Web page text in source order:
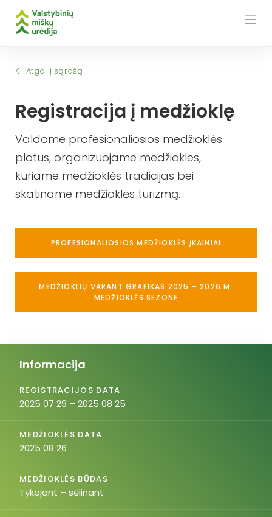
Atgal į sąrašą
Registracija į medžioklę
Valdome profesionaliosios medžioklės
plotus, organizuojame medžiokles,
kuriame medžioklės tradicijas bei
skatiname medžioklės turizmą.
PROFESIONALIOSIOS MEDŽIOKLĖS ĮKAINIAI
MEDŽIOKLIŲ VARANT GRAFIKAS 2025 – 2026 M.
MEDŽIOKLĖS SEZONE
Informacija
REGISTRACIJOS DATA
2025 07 29 – 2025 08 25
MEDŽIOKLĖS DATA
2025 08 26
MEDŽIOKLĖS BŪDAS
Tykojant – sėlinant